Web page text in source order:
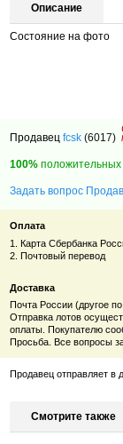
Описание
Состояние на фото
Продавецfcsk (6017)
100% положительных
Задать вопрос
Оплата
1. Карта Сбербанка
2. Почтовый перевод
Доставка
Почта России (другое
Отправка лотов
оплаты. Покупателю
Просьба. Все вопросы
Продавец отправляет в
Смотрите также